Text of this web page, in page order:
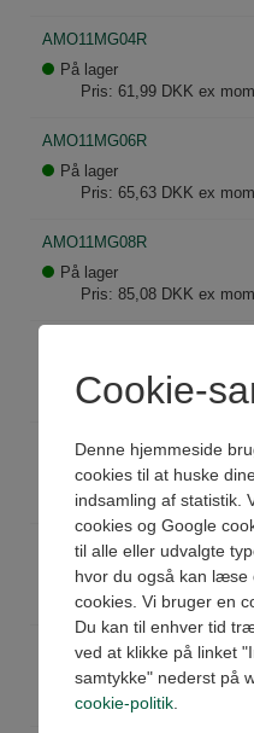
AMO11MG04R
På lager
Pris: 61,99 DKK ex
AMO11MG06R
På lager
Pris: 65,63 DKK ex
AMO11MG08R
På lager
Pris: 85,08 DKK ex
På lager
Pris: 110,60 DKK ex
AMO13MG04R
På lager
Pris: 83,86 DKK ex
AMO13MG06R
På lager
Pris: 86,29 DKK ex
AMO13MG08R
På lager
Pris: 93,59 DKK ex moms
Cookie-
Denne hjemmeside
cookies til at huske
indsamling af statistik.
cookies og Google
til alle eller udvalgte
hvor du også kan læse
cookies. Vi bruger en
Du kan til enhver tid
ved at klikke på linket
samtykke" nederst på
cookie-politik